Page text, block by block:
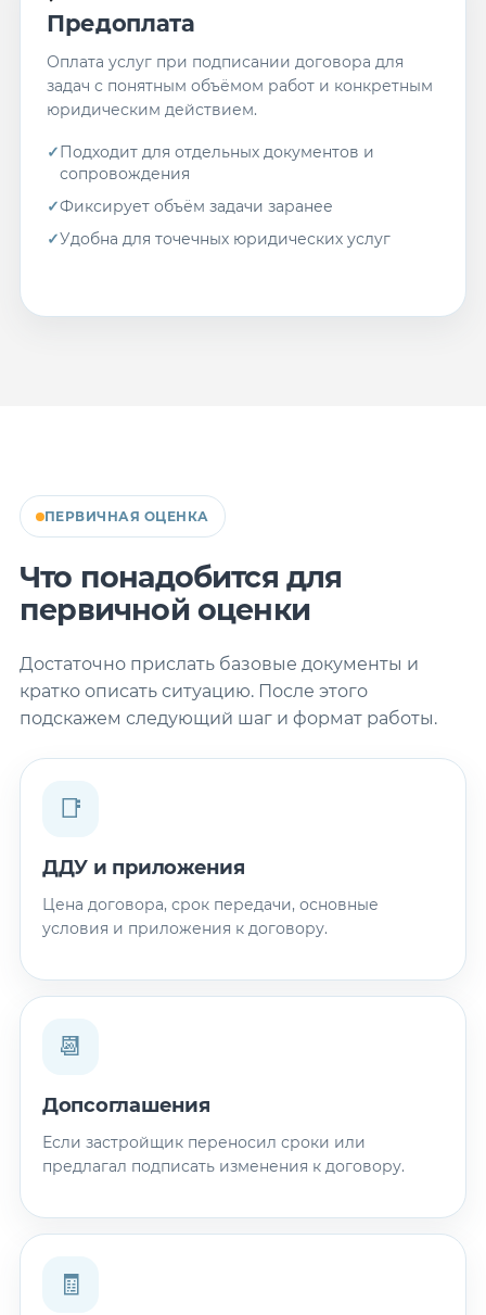
Предоплата
Оплата услуг при подписании договора для
задач с понятным объёмом работ и конкретным
юридическим действием.
Подходит для отдельных документов и
сопровождения
Фиксирует объём задачи заранее
Удобна для точечных юридических услуг
ПЕРВИЧНАЯ ОЦЕНКА
Что понадобится для
первичной оценки
Достаточно прислать базовые документы и
кратко описать ситуацию. После этого
подскажем следующий шаг и формат работы.
📑
ДДУ и приложения
Цена договора, срок передачи, основные
условия и приложения к договору.
📆
Допсоглашения
Если застройщик переносил сроки или
предлагал подписать изменения к договору.
🧾